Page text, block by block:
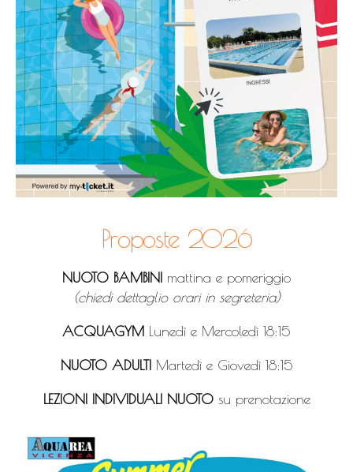
Proposte 2026
NUOTO BAMBINI mattina e pomeriggio
(chiedi dettaglio orari in segreteria)
ACQUAGYM Lunedì e Mercoledì 18:15
NUOTO ADULTI Martedì e Giovedì 18:15
LEZIONI INDIVIDUALI NUOTO su prenotazione